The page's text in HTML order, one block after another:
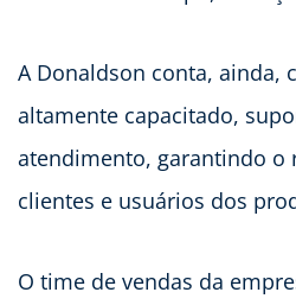
A Donaldson conta, ainda,
altamente capacitado,
atendimento, garantindo o
clientes e usuários dos
O time de vendas da